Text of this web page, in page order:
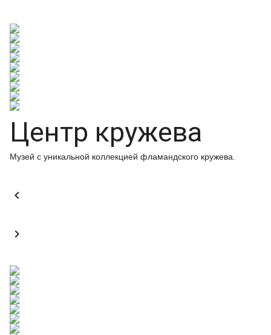
Центр кружева
Музей с уникальной коллекцией фламандского кружева.

